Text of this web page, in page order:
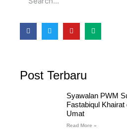
Post Terbaru
Syawalan PWM
Fastabiqul
Umat
Read More »